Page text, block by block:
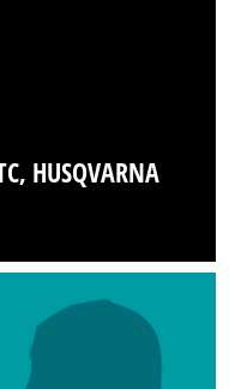
HUSQVARNA